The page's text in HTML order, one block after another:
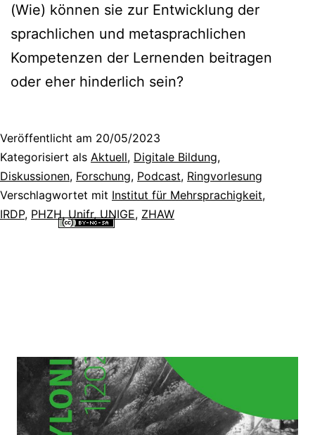
(Wie) können sie zur Entwicklung der
sprachlichen und metasprachlichen
Kompetenzen der Lernenden beitragen
oder eher hinderlich sein?
Veröffentlicht am 20/05/2023
Kategorisiert als Aktuell, Digitale Bildung,
Diskussionen, Forschung, Podcast, Ringvorlesung
Verschlagwortet mit Institut für Mehrsprachigkeit,
IRDP, PHZH, Unifr, UNIGE, ZHAW